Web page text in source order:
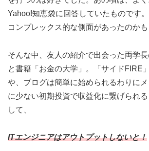
Yahoo!知恵袋に回答していたものです
コンプレックス的な側面があったのかも
そんな中、友人の紹介で出会った両学
と書籍「お金の大学」。「サイドFIRE
や、ブログは簡単に始められるわりに
に少ない初期投資で収益化に繋げられ
して、
ITエンジニアはアウトプットしないと！